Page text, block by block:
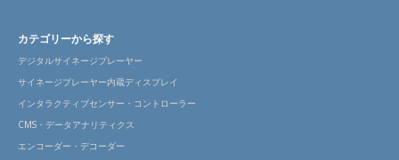
カテゴリーから探す
デジタルサイネージプレーヤー
サイネージプレーヤー内蔵ディスプレイ
インタラクティブセンサー・コントローラー
CMS・データアナリティクス
エンコーダー・デコーダー